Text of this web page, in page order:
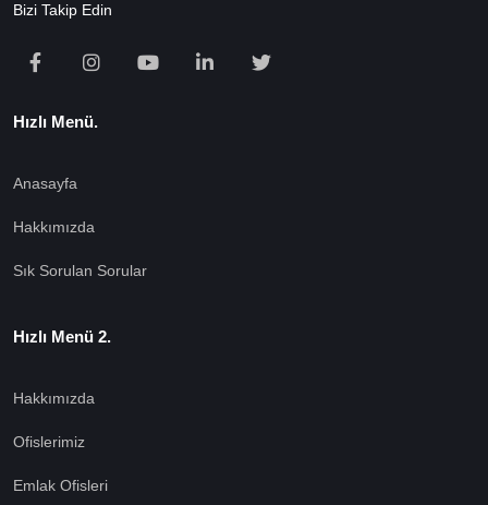
Bizi Takip Edin
Hızlı Menü.
Anasayfa
Hakkımızda
Sık Sorulan Sorular
Hızlı Menü 2.
Hakkımızda
Ofislerimiz
Emlak Ofisleri